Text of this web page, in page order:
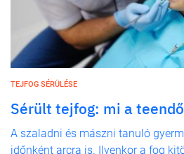
TEJFOG SÉRÜLÉSE
Sérült tejfog: mi a
A szaladni és mászni tanuló
időnként arcra is. Ilyenkor a fog